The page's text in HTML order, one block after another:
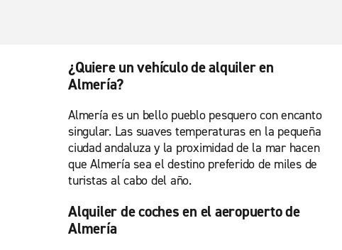
¿Quiere un vehículo de alquiler en
Almería?
Almería es un bello pueblo pesquero con encanto
singular. Las suaves temperaturas en la pequeña
ciudad andaluza y la proximidad de la mar hacen
que Almería sea el destino preferido de miles de
turistas al cabo del año.
Alquiler de coches en el aeropuerto de
Almería